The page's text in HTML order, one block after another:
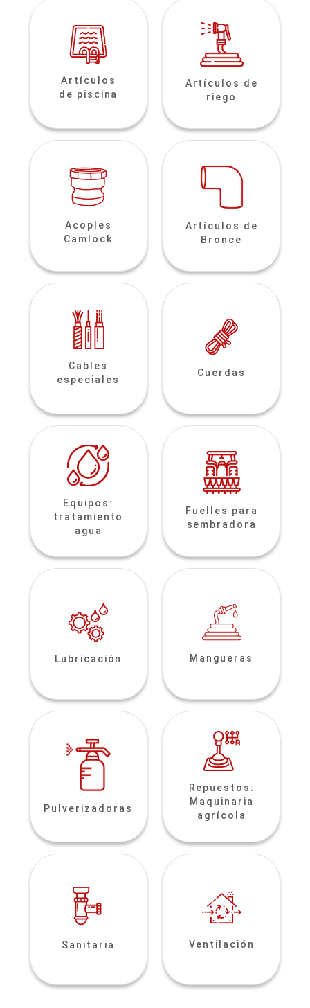
Artículos
de piscina
Artículos de
riego
Acoples
Camlock
Artículos de
Bronce
Cables
especiales
Cuerdas
Equipos:
tratamiento
agua
Fuelles para
sembradora
Lubricación Mangueras
Pulverizadoras
Repuestos:
Maquinaria
agrícola
Sanitaria Ventilación